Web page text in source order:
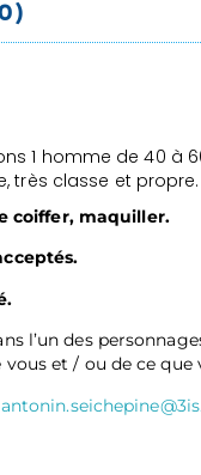
1 homme de 40 à
très classe et propre.
coiffer, maquiller.
l’un des
et / ou de ce que